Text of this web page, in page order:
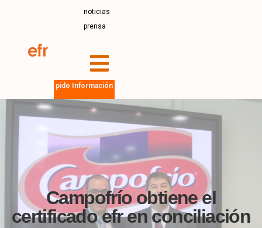
noticias
prensa
pide Información
Campofrío obtiene el
certificado efr en conciliación